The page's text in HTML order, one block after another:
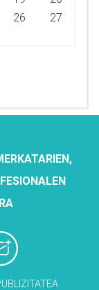
26
27